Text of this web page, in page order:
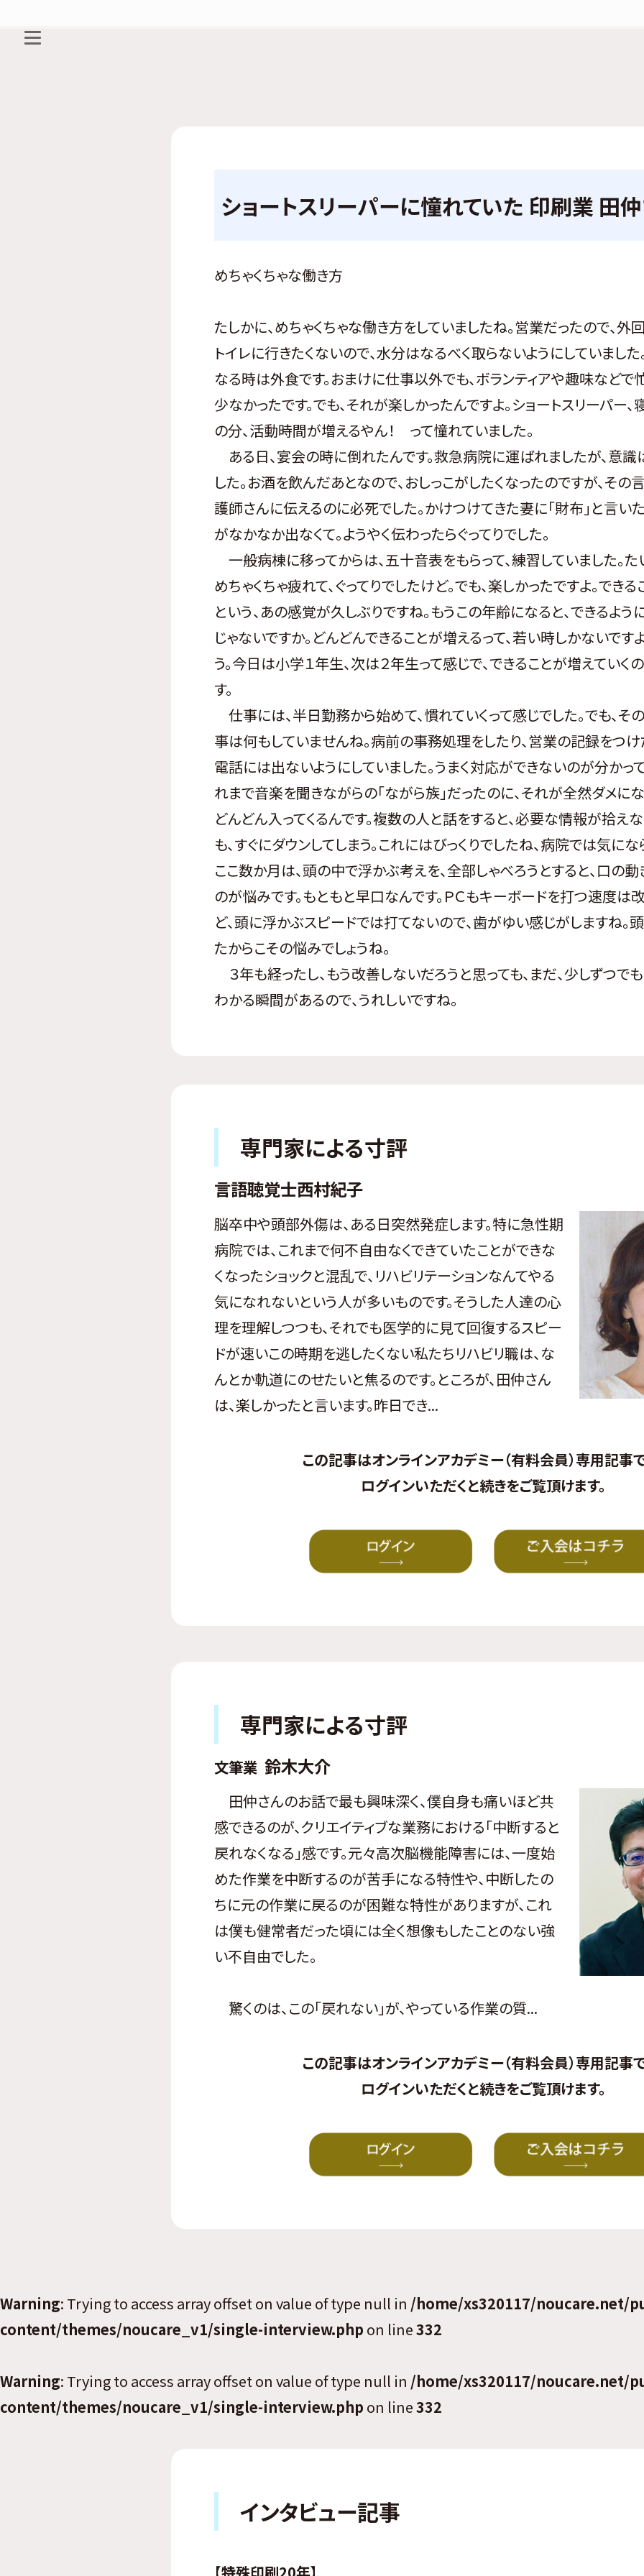
ショートスリーパーに憧れていた 印刷業 田
めちゃくちゃな働き方
たしかに、めちゃくちゃな働き方をしていましたね。営業だったので、外
トイレに行きたくないので、水分はなるべく取らないようにしていました
なる時は外食です。おまけに仕事以外でも、ボランティアや趣味などで
少なかったです。でも、それが楽しかったんですよ。ショートスリーパー
の分、活動時間が増えるやん！ って憧れていました。
ある日、宴会の時に倒れたんです。救急病院に運ばれましたが、意識
した。お酒を飲んだあとなので、おしっこがしたくなったのですが、その
護師さんに伝えるのに必死でした。かけつけてきた妻に「財布」と言い
がなかなか出なくて。ようやく伝わったらぐってりでした。
一般病棟に移ってからは、五十音表をもらって、練習していました。
めちゃくちゃ疲れて、ぐってりでしたけど。でも、楽しかったですよ。でき
という、あの感覚が久しぶりですね。もうこの年齢になると、できるよう
じゃないですか。どんどんできることが増えるって、若い時しかないです
う。今日は小学１年生、次は２年生って感じで、できることが増えていく
す。
仕事には、半日勤務から始めて、慣れていくって感じでした。でも、そ
事は何もしていませんね。病前の事務処理をしたり、営業の記録をつけ
電話には出ないようにしていました。うまく対応ができないのが分かっ
れまで音楽を聞きながらの「ながら族」だったのに、それが全然ダメに
どんどん入ってくるんです。複数の人と話をすると、必要な情報が拾え
も、すぐにダウンしてしまう。これにはびっくりでしたね、病院では気に
ここ数か月は、頭の中で浮かぶ考えを、全部しゃべろうとすると、口の
のが悩みです。もともと早口なんです。ＰＣもキーボードを打つ速度は
ど、頭に浮かぶスピードでは打てないので、歯がゆい感じがしますね。
たからこその悩みでしょうね。
３年も経ったし、もう改善しないだろうと思っても、まだ、少しずつで
わかる瞬間があるので、うれしいですね。
専門家による寸評
言語聴覚士西村紀子
脳卒中や頭部外傷は、ある日突然発症します。特に急性期
病院では、これまで何不自由なくできていたことができな
くなったショックと混乱で、リハビリテーションなんてやる
気になれないという人が多いものです。そうした人達の心
理を理解しつつも、それでも医学的に見て回復するスピー
ドが速いこの時期を逃したくない私たちリハビリ職は、な
んとか軌道にのせたいと焦るのです。ところが、田仲さん
は、楽しかったと言います。昨日でき...
この記事はオンラインアカデミー（有料会員）専用記事で
ログインいただくと続きをご覧頂けます。
専門家による寸評
文筆業 鈴木大介
田仲さんのお話で最も興味深く、僕自身も痛いほど共
感できるのが、クリエイティブな業務における「中断すると
戻れなくなる」感です。元々高次脳機能障害には、一度始
めた作業を中断するのが苦手になる特性や、中断したの
ちに元の作業に戻るのが困難な特性がありますが、これ
は僕も健常者だった頃には全く想像もしたことのない強
い不自由でした。
驚くのは、この「戻れない」が、やっている作業の質...
この記事はオンラインアカデミー（有料会員）専用記事で
ログインいただくと続きをご覧頂けます。
Warning: Trying to access array offset on value of type null in /home/xs320117/noucare.net/
content/themes/noucare_v1/single-interview.php on line332
Warning: Trying to access array offset on value of type null in /home/xs320117/noucare.net/
content/themes/noucare_v1/single-interview.php on line332
インタビュー記事